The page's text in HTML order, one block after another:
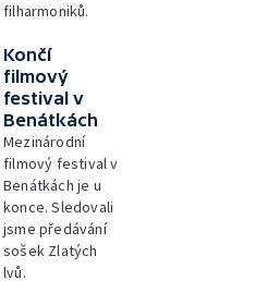
filharmoniků.
Končí
filmový
festival v
Benátkách
Mezinárodní
filmový festival v
Benátkách je u
konce. Sledovali
jsme předávání
sošek Zlatých
lvů.